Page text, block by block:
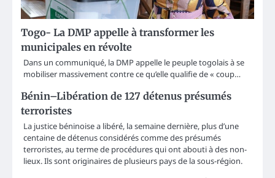
Togo- La DMP appelle à transformer les
municipales en révolte
Dans un communiqué, la DMP appelle le peuple togolais à se
mobiliser massivement contre ce qu’elle qualifie de « coup…
Bénin–Libération de 127 détenus présumés
terroristes
La justice béninoise a libéré, la semaine dernière, plus d’une
centaine de détenus considérés comme des présumés
terroristes, au terme de procédures qui ont abouti à des non-
lieux. Ils sont originaires de plusieurs pays de la sous-région.